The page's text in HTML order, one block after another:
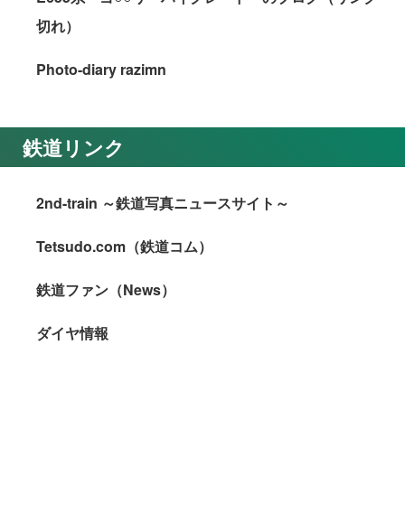
切れ）
Photo-diary razimn
鉄道リンク
2nd-train ～鉄道写真ニュースサイト～
Tetsudo.com（鉄道コム）
鉄道ファン（News）
ダイヤ情報